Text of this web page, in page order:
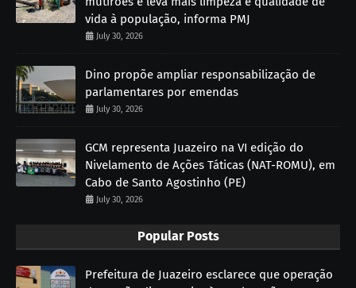
vida à população, informa PMJ
July 30, 2026
Dino propõe ampliar responsabilização de
parlamentares por emendas
July 30, 2026
GCM representa Juazeiro na VI edição do
Nivelamento de Ações Táticas (NAT-ROMU), em
Cabo de Santo Agostinho (PE)
July 30, 2026
Popular Posts
Prefeitura de Juazeiro esclarece que operação